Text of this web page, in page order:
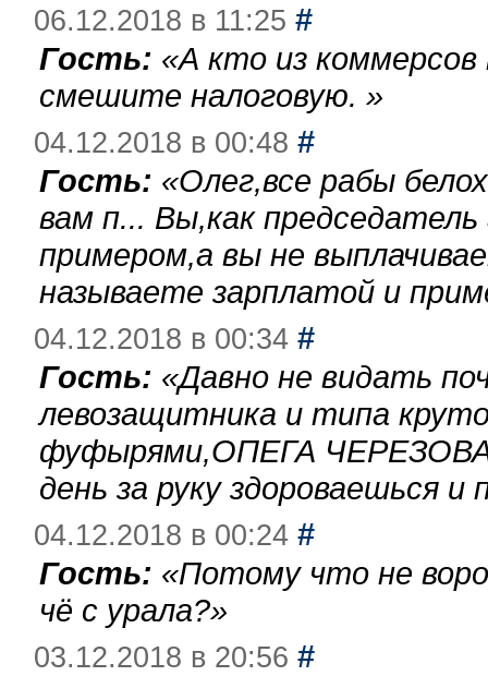
06.12.2018 в 11:25 #
Гость: «А кто из
смешите налоговую. »
04.12.2018 в 00:48 #
Гость: «Олег,все рабы
вам п... Вы,как
примером,а вы не
называете зарплатой и
04.12.2018 в 00:34 #
Гость: «Давно не видать
левозащитника и типа
фуфырями,ОПЕГА
день за руку здороваешься
04.12.2018 в 00:24 #
Гость: «Потому что не
чё с урала?»
03.12.2018 в 20:56 #